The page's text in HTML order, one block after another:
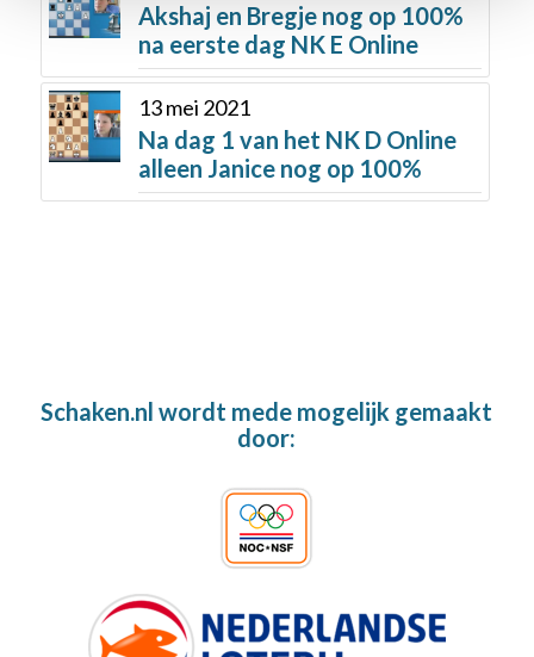
Akshaj en Bregje nog op 100%
na eerste dag NK E Online
13 mei 2021
Na dag 1 van het NK D Online
alleen Janice nog op 100%
Schaken.nl wordt mede mogelijk gemaakt
door: